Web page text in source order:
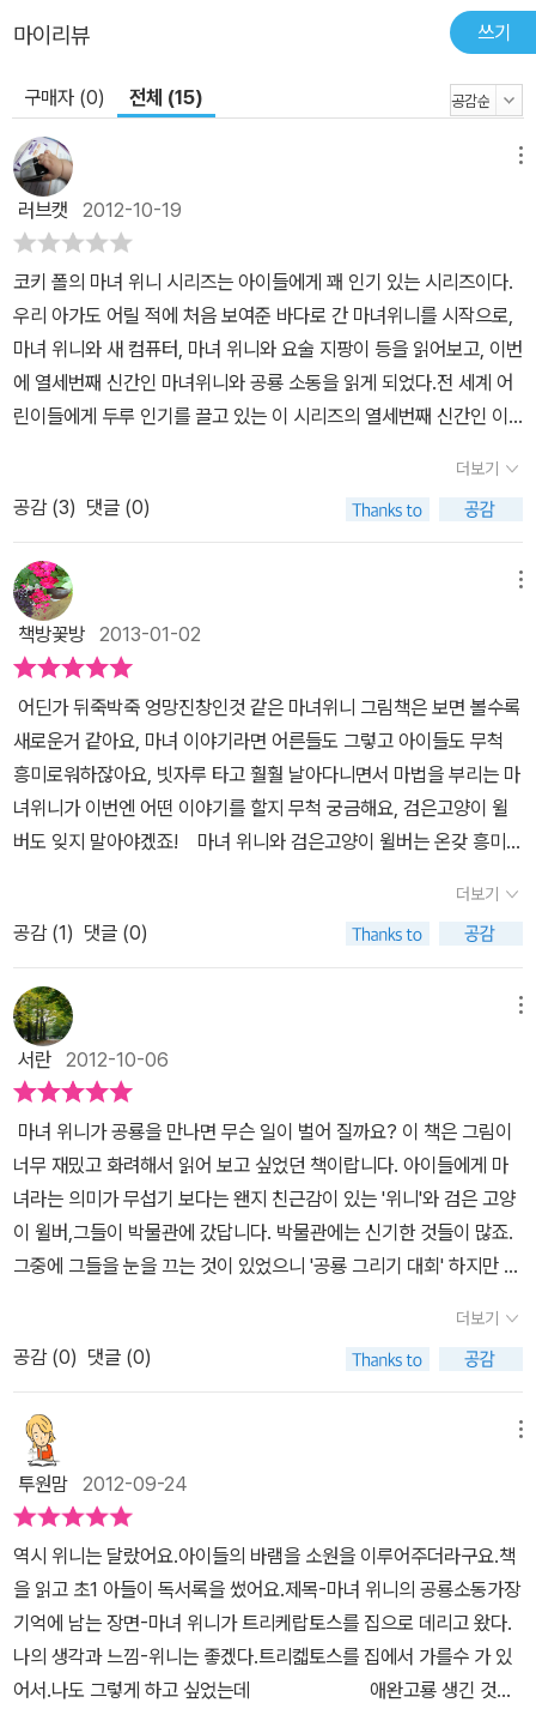
마이리뷰 쓰기
구매자 (0) 전체 (15)
러브캣 2012-10-19
코키 폴의 마녀 위니 시리즈는 아이들에게 꽤 인기 있는 시리즈이다.
우리 아가도 어릴 적에 처음 보여준 바다로 간 마녀위니를 시작으로,
마녀 위니와 새 컴퓨터, 마녀 위니와 요술 지팡이 등을 읽어보고, 이번
에 열세번째 신간인 마녀위니와 공룡 소동을 읽게 되었다.전 세계 어
린이들에게 두루 인기를 끌고 있는 이 시리즈의 열세번째 신간인 이
아이들의 작품을 모집한다는 이야기는 들었지만, 그때 당시 우리 아
이가 네살이었던 고로 응모할 생각을 못했는데, 세상에 네살짜리 아
이의 놀라운 색채 감각의 작품 또한 수록되어 있었다. 한국에 방문했
던 코키폴이 한국 어린이들과 한 약속을 지키기 위해서 실행한 일이
라는데, 직접 전세계 아이들이 보는 그림책에 작품이 수록된 아이들
은 얼마나 뿌듯할까 싶었다.사실 엄마는 좀 부드러우면서도 귀여운
그림을 좋아한다고 해야하나? 마녀위니는 좀 뭔가 어수선한 느낌의
그림이라 엄마의 취향은 아니었는데, 어린이들에게는 이런 그림이 꽤
잘 먹히는 것 같다. (이 책의 저자로도 글이 아닌 그림 작가인 코키 폴
이 유명한 것을 보면, 그림이 더욱 잘 알려진 작품임에 틀림이 없다. )
우리 아들도 무척 좋아하니 말이다.공룡이 나와 무서워할 줄 알았는
데, 몇번이고 읽어달라는 책이기도 하다. 사실 늘 궁금한 점이지만, 왜
호랑이 사자는 무서워하면서 더 무섭게 생긴 공룡은 무서워하지 않는
것인지, 언제 한번 물어보고 싶은 일이다. 마녀 위니의 엉뚱하면서도
없이 발휘되었다.사실 엄마들이 읽고 자란 책에서 마녀란 그리 좋은
이미지가 아니었는데, 마녀 위니 시리즈의 마녀 위니는 심술궂게 사
람들을 괴롭히는 악당이 아닌, 마술을 좀더 잘 부리는 ,그러면서도 생
각이 엉뚱해서, 아이들과 코드가 잘 맞는 주인공이다. 장난꾸러기 애
어른 같은 이미지랄까? 아이들은 어른들이 좀더 자신을 잘 이해해주
고, 재미나게 어울려주기를 바라는데, 삐삐, 피터팬과 같은 이미지를
마녀 위니에서도 읽을 수 있었다. 마녀 위니가 다양한 경험을 할수 있
어 좋아하는 박물관.그 중에서 위니가 가장 좋아하는 공룡뼈를 바탕
으로 공룡 그리기 대회가 박물관에서 열렸다.뼈만 보고 상상을 해 그
룡시대로 돌아갈 엉뚱함을 보이고 말았다.그녀의 가족인 윌버는 아주
그게 싫었지만 말이다. 잘 보면 마녀 위니보다 윌버가 훨씬 철이 잘 들
고 현실적인 면을 많이 보여준다. 위니가 공룡시대로 돌아가 트리케
라톱스를 직접 보고 그리며 좋아하자, 윌버는 그 상황이 끔찎할 따름
이었다. 얼른 공룡이없는 현대로 돌아가고픈데, 세상에나. 위니가 트
리케라톱스를 타고 같이 현대로 돌아가자는게 아닌가. 깜짝 놀란 윌
버는 끼야아옹 소리를 지르며 앞발로 두눈을 가려버렸다.우리 아들,
이런 대목이 다 기억이 나나보다.끼야아옹의 뜻이 무엇이냐, 왜 고양
이 윌버가 갑자기 끼야아옹을 했느냐 묻지를 않나.트리케라톱스가 왜
머핀을 먹지 않냐 묻기도 한다. 녀석의 기억력은 정말 놀라울 따름이
었다.여러권의 책을 읽어주기도 하고, 읽은지 며칠 된 책인데도 불구
하고, 어떻게 다 기억을 하지? 세세한 부분까지 말이다. 하루종일 붙
더보기
공감 (3) 댓글 (0)
책방꽃방 2013-01-02
어딘가 뒤죽박죽 엉망진창인것 같은 마녀위니 그림책은 보면 볼수록
새로운거 같아요, 마녀 이야기라면 어른들도 그렇고 아이들도 무척
흥미로워하잖아요, 빗자루 타고 훨훨 날아다니면서 마법을 부리는 마
녀위니가 이번엔 어떤 이야기를 할지 무척 궁금해요, 검은고양이 윌
버도 잊지 말아야겠죠! 마녀 위니와 검은고양이 윌버는 온갖 흥미로
물들을 다 만나볼수 있는데다 게임처럼 이것저것 직접 체험해볼수도
있답니다. 마녀위니가 가장 좋아하는건 공룡 전시실이에요, 공룡 좋
아하는 우리 아이들과 이야기가 통할거 같은걸요, 마침 박물관 뜰
에는 한창 공룡축제가 열리고 있어요, 공룡 화석을 자세히 관찰하고
그림을 그리거나 공룡 모형을 만들면 푸짐한 상을 준다네요, 공룡 좋
아하는 마녀위니가 그냥 넘어갈리가 없겠죠? 푸짐한 상도 준다잖아
요, 공룡을 상상으로 그리려고 하니 도대체 그릴수가 없어서 마녀
위니는 진짜 공룡을 만나러 갑니다. 마녀 위니와 검은고양이 윌버와
우리 아이들도 함께 공룡시대로 휘리릭!공룡 그림만 봐도 브라키오라
느니 티라노나느니 하는 공룡이름들을 줄줄이 꿰고 있을지도 모르겠
네요, 마녀 위니는 과연 공룡화석과 닮은 공룡을 찾을수 있을까요?
공룡화석과 닮은 트리케라톱스를 찾아서 드디어 그림을 그리고 있어
요, 공룡을 모델로 세워두고 공룡 그림을 그린다니 상상이 안가지만
마녀위니의 그림이 너무 재밌네요, 피카소가 보면 울겠어요^^이렇게
은 맡아놨겠죠?^^ 공룡을 데리고 와 보니 공룡이 너무 커서 먹을것
도 턱없이 부족하고 아무래도 곤란했겠죠?공룡을 작은 애완용 공룡
으로 만들어 고양이 윌버가 친구 삼아 버렸네요, 우리 아이들이 공룡
과 함께 뛰어 놀고 싶어하는 바램을 마녀 위니가 눈치채고 있었나봐
요, 그림과 이야기를 읽어가다보니 아이들의 상상력을 풍부하게 만들
어 줄거같은 느낌이 드는 책이네요, 마녀 위니의 다음 이야기가 무척
기대되는걸요^^
더보기
공감 (1) 댓글 (0)
서란 2012-10-06
마녀 위니가 공룡을 만나면 무슨 일이 벌어 질까요? 이 책은 그림이
너무 재밌고 화려해서 읽어 보고 싶었던 책이랍니다. 아이들에게 마
녀라는 의미가 무섭기 보다는 왠지 친근감이 있는 '위니'와 검은 고양
이 윌버,그들이 박물관에 갔답니다. 박물관에는 신기한 것들이 많죠.
그중에 그들을 눈을 끄는 것이 있었으니 '공룡 그리기 대회' 하지만 그
못한 위니가 택한 방법은 무엇일까? 위니는 공룡 그림을 잘 그려 푸
짐한 상을 타고 싶었다. 하지만 하얀 공룡 뼈를 보고는 공룡이 어떻게
생겼는지 상상이 안간다면 그림을 그릴 수가 없다. 공룡을 좋아하는
우리 친구들은 공룡뼈를 보고도 금방 생각해 낼 수 있었겠지만 위니
는 도저히 상상만으로 그릴 수가 없어 그가 누구인가 '마녀'아닌가 마
술을 부려서 공룡시대로 뿅... 하고 윌버와 함께 간다. 공룡의 시대엔
박물관에서 본 하얀 뼈의 주인공만 있는 것이 아니라 여러 종류의 공
룡이 살았다. 초식공룡도 있고 다른 공룡들도 있고. 그 중에서 박물관
에서 본 하얀 공룡뼈와 닮은 공룡을 찾아 보았다. 어디 있을까. 공룡시
대에 와서 공룡을 보니 더 생생하게 그릴 수 있고 뼈만 보는 것보다 더
느낌이 살아 있는 공룡. 드디어 박물관에서 본 하얀뼈의 주인공을 만
나 공룡을 관찰한다. 아,머리에 뿔이 세개나 달려 있네. 하며 생생한
더보기
공감 (0) 댓글 (0)
투원맘 2012-09-24
역시 위니는 달랐어요.아이들의 바램을 소원을 이루어주더라구요.책
을 읽고 초1 아들이 독서록을 썼어요.제목-마녀 위니의 공룡소동가장
기억에 남는 장면-마녀 위니가 트리케랍토스를 집으로 데리고 왔다.
나의 생각과 느낌-위니는 좋겠다.트리켋토스를 집에서 가를수 가 있
어서.나도 그렇게 하고 싶었는데 애완고룡 생긴 것이